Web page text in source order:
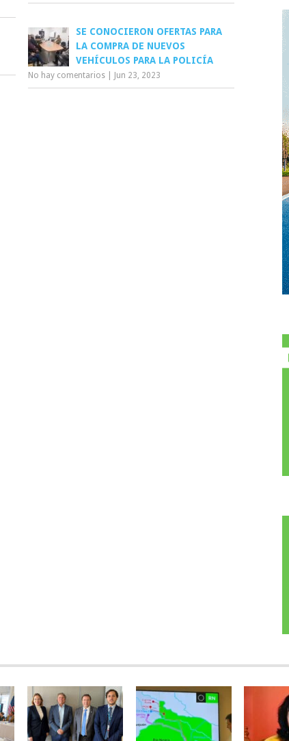
SE CONOCIERON OFERTAS PARA
LA COMPRA DE NUEVOS
VEHÍCULOS PARA LA POLICÍA
No hay comentarios Jun 23, 2023